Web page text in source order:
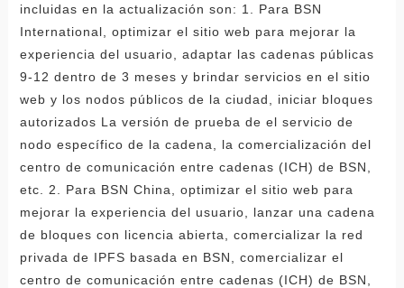
incluidas en la actualización son: 1. Para BSN
International, optimizar el sitio web para mejorar la
experiencia del usuario, adaptar las cadenas públicas
9-12 dentro de 3 meses y brindar servicios en el sitio
web y los nodos públicos de la ciudad, iniciar bloques
autorizados La versión de prueba de el servicio de
nodo específico de la cadena, la comercialización del
centro de comunicación entre cadenas (ICH) de BSN,
etc. 2. Para BSN China, optimizar el sitio web para
mejorar la experiencia del usuario, lanzar una cadena
de bloques con licencia abierta, comercializar la red
privada de IPFS basada en BSN, comercializar el
centro de comunicación entre cadenas (ICH) de BSN,